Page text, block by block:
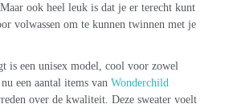
ook heel leuk is dat je er terecht kunt
volwassen om te kunnen twinnen met je
is een unisex model, cool voor zowel
een aantal items van Wonderchild
over de kwaliteit. Deze sweater voelt